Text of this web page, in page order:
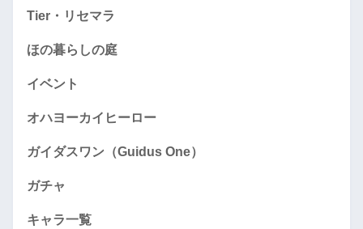
Tier・リセマラ
ほの暮らしの庭
イベント
オハヨーカイヒーロー
ガイダスワン（Guidus One）
ガチャ
キャラ一覧